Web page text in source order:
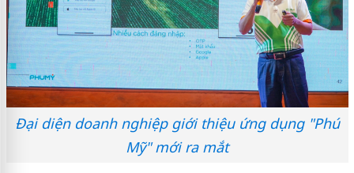
Đại diện doanh nghiệp giới thiệu ứng dụng "Phú
Mỹ" mới ra mắt